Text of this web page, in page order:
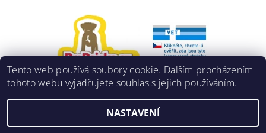
2026 ©ProPejska.cz, všechna práva vyhrazena
Tento web používá soubory cookie. Dalším procházením
tohoto webu vyjadřujete souhlas s jejich používáním.
NASTAVENÍ